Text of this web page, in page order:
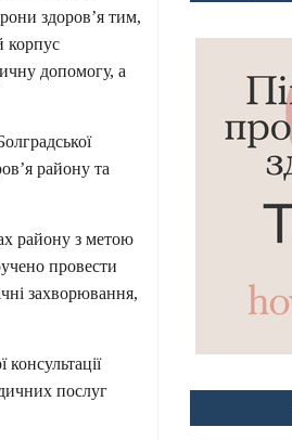
здоров’я тим,
корпус
допомогу, а
району та
району з метою
провести
захворювання,
послуг